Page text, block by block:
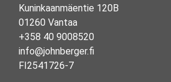
Kuninkaanmäentie 120B
01260 Vantaa
+358 40 9008520
info@johnberger.fi
FI2541726-7